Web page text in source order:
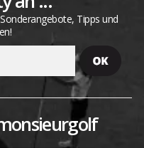
Tipps und